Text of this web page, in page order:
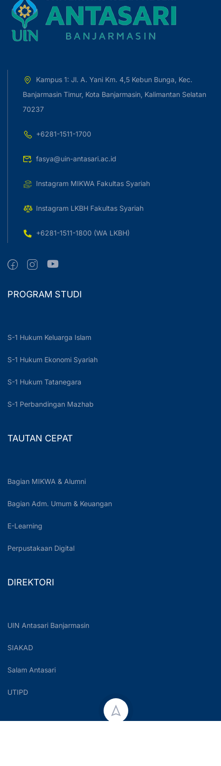
Kampus 1: Jl. A. Yani Km. 4,5 Kebun Bunga, Kec.
Banjarmasin Timur, Kota Banjarmasin, Kalimantan Selatan
70237
+6281-1511-1700
fasya@uin-antasari.ac.id
Instagram MIKWA Fakultas Syariah
Instagram LKBH Fakultas Syariah
+6281-1511-1800 (WA LKBH)
PROGRAM STUDI
S-1 Hukum Keluarga Islam
S-1 Hukum Ekonomi Syariah
S-1 Hukum Tatanegara
S-1 Perbandingan Mazhab
TAUTAN CEPAT
Bagian MIKWA & Alumni
Bagian Adm. Umum & Keuangan
E-Learning
Perpustakaan Digital
DIREKTORI
UIN Antasari Banjarmasin
SIAKAD
Salam Antasari
UTIPD